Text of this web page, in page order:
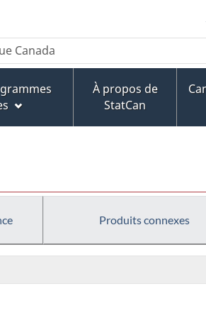
À propos de
StatCan
Produits connexes